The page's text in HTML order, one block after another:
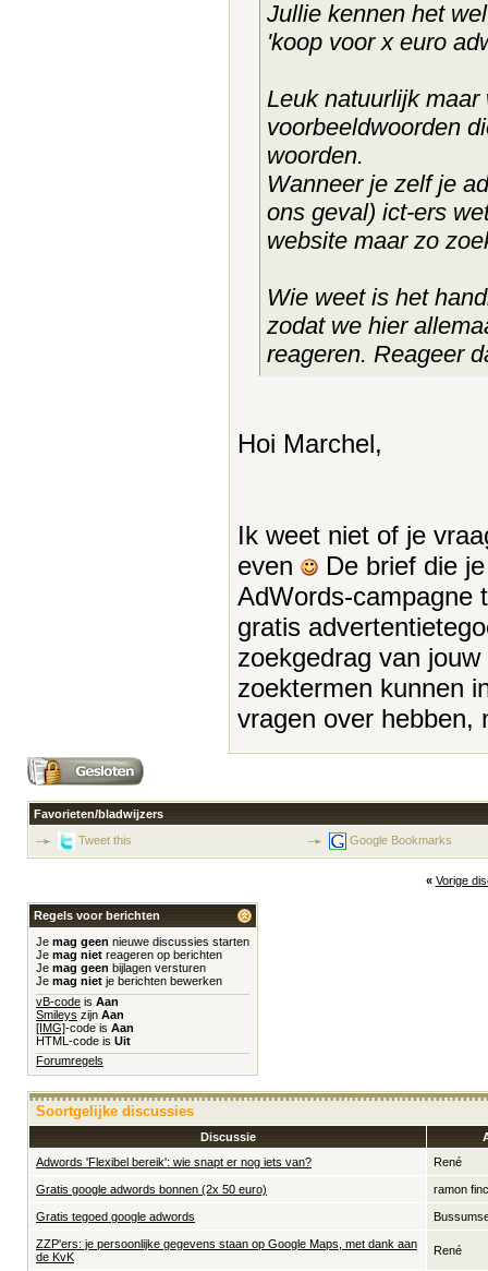
Jullie kennen het
'koop voor x euro
Leuk natuurlijk
voorbeeldwoorden
woorden.
Wanneer je zelf je
ons geval) ict-ers
website maar zo
Wie weet is het
zodat we hier
reageren. Reageer
Hoi Marchel,
Ik weet niet of je
even
De brief die
AdWords-campagne
gratis
zoekgedrag van
zoektermen kunnen
vragen over hebben,
Favorieten/bladwijzers
Tweet this
Google Bookmarks
« Vorige
Regels voor berichten
Je mag geen nieuwe discussies starten
Je mag niet reageren op berichten
Je mag geen bijlagen versturen
Je mag niet je berichten bewerken
vB-code is Aan
Smileys zijn Aan
[IMG]-code is Aan
HTML-code is Uit
Forumregels
Soortgelijke discussies
Discussie
Adwords 'Flexibel bereik': wie snapt er nog iets van?
René
Gratis google adwords bonnen (2x 50 euro) ramon
Gratis tegoed google adwords
ZZP'ers: je persoonlijke gegevens staan op Google Maps, met dank aan
de KvK
René